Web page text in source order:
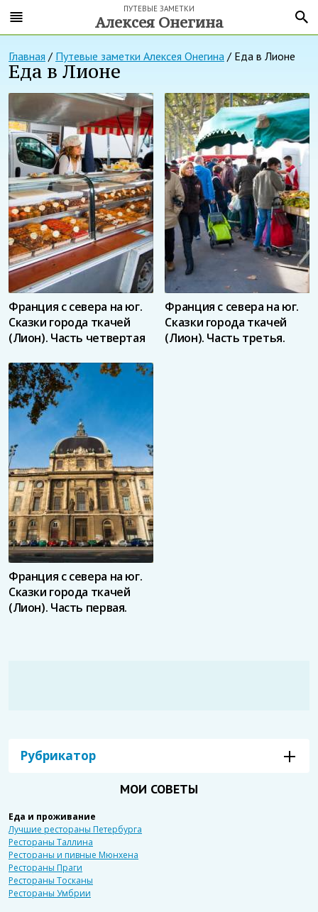
ПУТЕВЫЕ ЗАМЕТКИ
Алексея Онегина
Главная / Путевые заметки Алексея Онегина / Еда в Лионе
Еда в Лионе
Франция с севера на юг.
Сказки города ткачей
(Лион). Часть четвертая
Франция с севера на юг.
Сказки города ткачей
(Лион). Часть третья.
Франция с севера на юг.
Сказки города ткачей
(Лион). Часть первая.
Рубрикатор
МОИ СОВЕТЫ
Еда и проживание
Лучшие рестораны Петербурга
Рестораны Таллина
Рестораны и пивные Мюнхена
Рестораны Праги
Рестораны Тосканы
Рестораны Умбрии